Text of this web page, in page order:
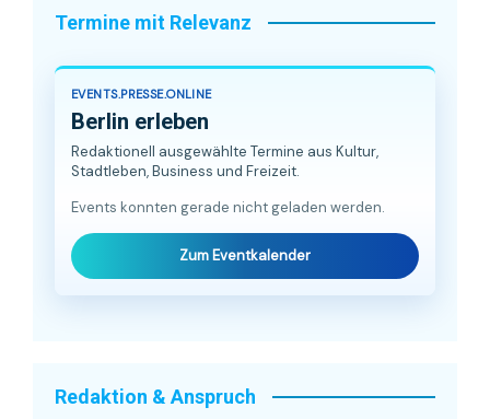
Termine mit Relevanz
EVENTS.PRESSE.ONLINE
Berlin erleben
Redaktionell ausgewählte Termine aus Kultur,
Stadtleben, Business und Freizeit.
Events konnten gerade nicht geladen werden.
Zum Eventkalender
Redaktion & Anspruch